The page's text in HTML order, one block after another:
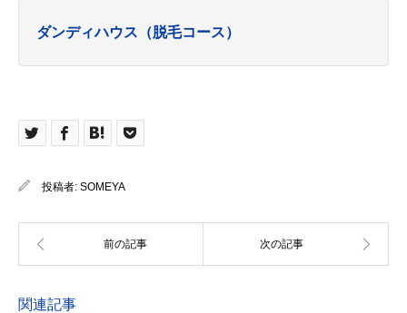
ダンディハウス（脱毛コース）
投稿者: SOMEYA
関連記事